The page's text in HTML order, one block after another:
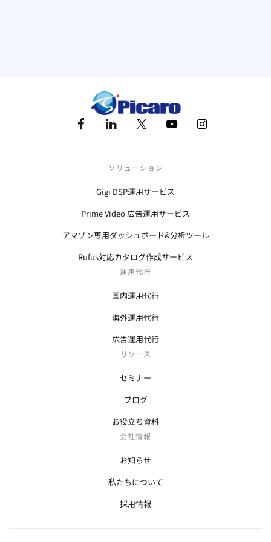
ソリューション
Gigi DSP運用サービス
Prime Video 広告運用サービス
アマゾン専用ダッシュボード&分析ツール
Rufus対応カタログ作成サービス
運用代行
国内運用代行
海外運用代行
広告運用代行
リソース
セミナー
ブログ
お役立ち資料
会社情報
お知らせ
私たちについて
採用情報